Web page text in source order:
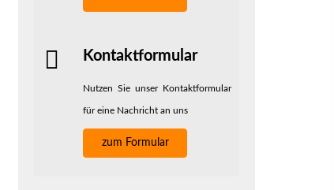
Kontaktformular
Nutzen Sie unser Kontaktformular
für eine Nachricht an uns
zum Formular